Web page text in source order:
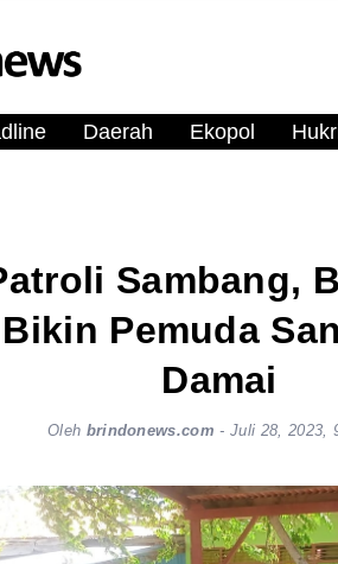
Daerah Ekopol
Sambang,
Pemuda
Damai
Oleh brindonews.com - Juli 28, 2023,